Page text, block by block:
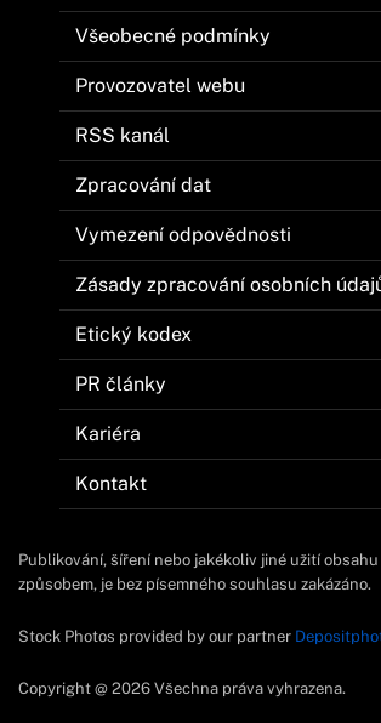
Všeobecné podmínky
Provozovatel webu
RSS kanál
Zpracování dat
Vymezení odpovědnosti
Zásady zpracování osobních
Etický kodex
PR články
Kariéra
Kontakt
Publikování, šíření nebo jakékoliv jiné užití
způsobem, je bez písemného souhlasu zakázáno.
Stock Photos provided by our partner
Copyright @ 2026 Všechna práva vyhrazena.